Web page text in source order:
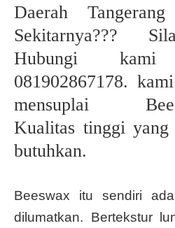
Daerah
Sekitarnya???
Hubungi
081902867178.
mensuplai
Kualitas tinggi yang
butuhkan.
Beeswax itu sendiri
dilumatkan. Bertekstur